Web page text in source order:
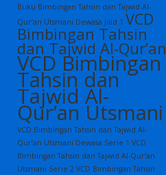
Buku Bimbingan Tahsin dan Tajwid Al-
Qur’an Utsmani Dewasa Jilid 1 VCD
Bimbingan Tahsin
dan Tajwid Al-Qur’an
VCD Bimbingan
Tahsin dan
Tajwid Al-
Qur’an Utsmani
VCD Bimbingan Tahsin dan Tajwid Al-
Qur’an Utsmani Dewasa Serie 1 VCD
Bimbingan Tahsin dan Tajwid Al-Qur’an
Utsmani Serie 2 VCD Bimbingan Tahsin